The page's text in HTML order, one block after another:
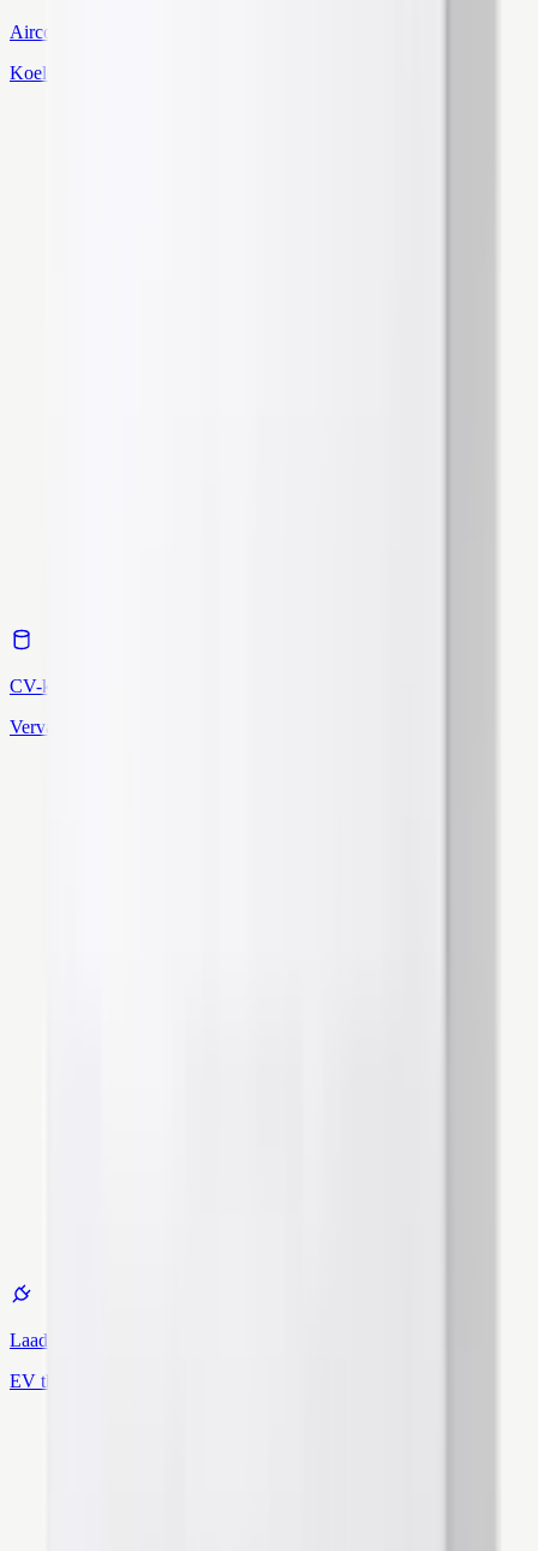
Airconditioning
Koelen & verwarmen
CV-ketel
Vervanging & installatie
Laadpaal
EV thuis opladen